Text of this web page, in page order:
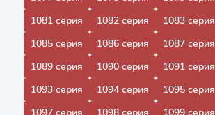
1081 серия
1082 серия 1083 серия
1085 серия
1086 серия 1087 серия
1089 серия
1090 серия 1091 серия
1093 серия
1094 серия 1095 серия